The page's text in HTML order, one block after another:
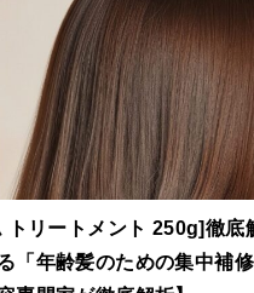
トリートメント 250g]徹底
「年齢髪のための集中補